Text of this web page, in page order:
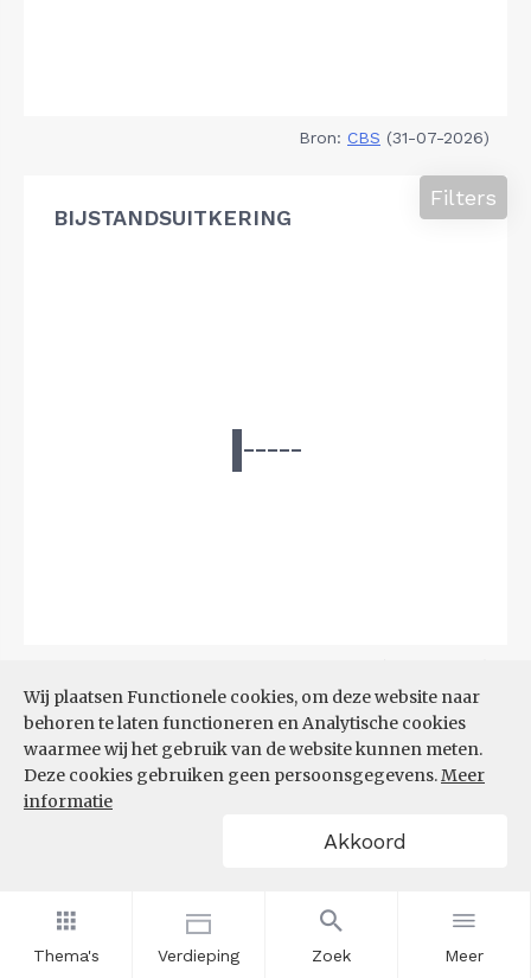
Thema's Verdieping Zoek Meer
Wij plaatsen Functionele cookies, om deze website naar
behoren te laten functioneren en Analytische cookies
waarmee wij het gebruik van de website kunnen meten.
Deze cookies gebruiken geen persoonsgegevens.Meer
informatie
Akkoord
Bron: CBS (31-07-2026)
BIJSTANDSUITKERING
Filters
BIJSTANDSUITKERING PER
1.000 INWONERS
Filters